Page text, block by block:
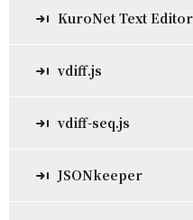
KuroNet Text Editor
vdiff.js
vdiff-seq.js
JSONkeeper